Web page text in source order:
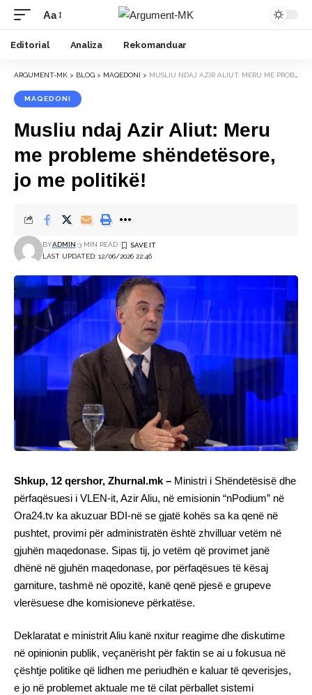
Font
Resizer
Aa
Editorial Analiza Rekomanduar
ARGUMENT-MK > BLOG > MAQEDONI > MUSLIU NDAJ AZIR ALIUT: MERU ME PROBLEME SHËNDETËSORE, JO ME POLITIKË!
MAQEDONI
Musliu ndaj Azir Aliut: Meru
me probleme shëndetësore,
jo me politikë!
LAST UPDATED: 12/06/2026 22:46
BYADMIN 3 MIN READ
Shkup, 12 qershor, Zhurnal.mk – Ministri i Shëndetësisë dhe
përfaqësuesi i VLEN-it, Azir Aliu, në emisionin “nPodium” në
Ora24.tv ka akuzuar BDI-në se gjatë kohës sa ka qenë në
pushtet, provimi për administratën është zhvilluar vetëm në
gjuhën maqedonase. Sipas tij, jo vetëm që provimet janë
dhënë në gjuhën maqedonase, por përfaqësues të kësaj
garniture, tashmë në opozitë, kanë qenë pjesë e grupeve
vlerësuese dhe komisioneve përkatëse.
Deklaratat e ministrit Aliu kanë nxitur reagime dhe diskutime
në opinionin publik, veçanërisht për faktin se ai u fokusua në
çështje politike që lidhen me periudhën e kaluar të qeverisjes,
e jo në problemet aktuale me të cilat përballet sistemi